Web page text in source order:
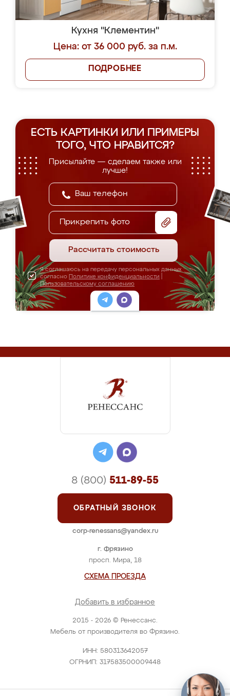
Кухня "Клементин"
Цена: от 36 000 руб. за п.м.
ПОДРОБНЕЕ
ЕСТЬ КАРТИНКИ ИЛИ ПРИМЕРЫ
ТОГО, ЧТО НРАВИТСЯ?
Присылайте — сделаем также или
лучше!
Прикрепить фото
Рассчитать стоимость
Я соглашаюсь на передачу персональных данных
согласно Политике конфиденциальности
Пользовательскому соглашению
2015 - 2026 © Ренессанс.
Мебель от производителя во Фрязино.
ИНН: 580313642057
ОГРНИП: 317583500009448
г. Фрязино
просп. Мира, 18
СХЕМА ПРОЕЗДА
Добавить в избранное
8 (800) 511-89-55
ОБРАТНЫЙ ЗВОНОК
corp-renessans@yandex.ru